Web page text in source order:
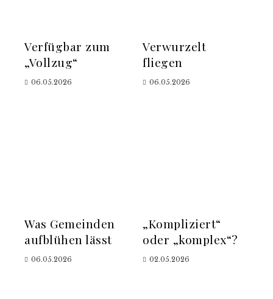
Verfügbar zum
„Vollzug“
06.05.2026
Verwurzelt
fliegen
06.05.2026
Was Gemeinden
aufblühen lässt
06.05.2026
„Kompliziert“
oder „komplex“?
02.05.2026